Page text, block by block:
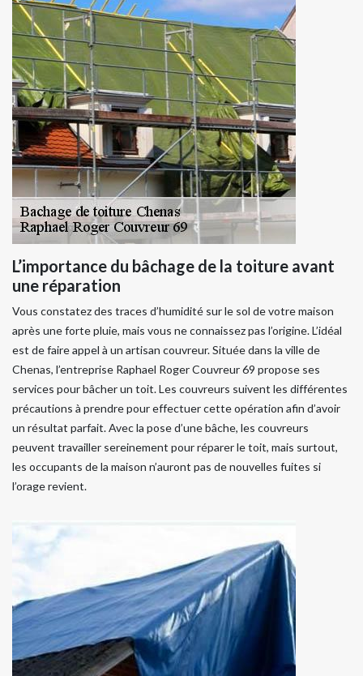
L’importance du bâchage de la toiture avant
une réparation
Vous constatez des traces d’humidité sur le sol de votre maison
après une forte pluie, mais vous ne connaissez pas l’origine. L’idéal
est de faire appel à un artisan couvreur. Située dans la ville de
Chenas, l’entreprise Raphael Roger Couvreur 69 propose ses
services pour bâcher un toit. Les couvreurs suivent les différentes
précautions à prendre pour effectuer cette opération afin d’avoir
un résultat parfait. Avec la pose d’une bâche, les couvreurs
peuvent travailler sereinement pour réparer le toit, mais surtout,
les occupants de la maison n’auront pas de nouvelles fuites si
l’orage revient.